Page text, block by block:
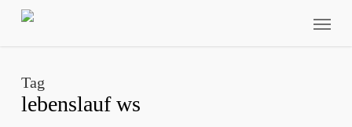
Skip
Tag
lebenslauf ws